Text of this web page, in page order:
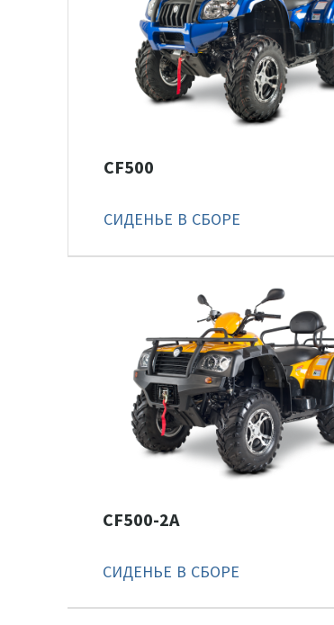
CF500
СИДЕНЬЕ В СБОРЕ
CF500-2A
СИДЕНЬЕ В СБОРЕ